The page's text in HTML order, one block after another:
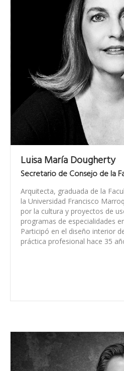
Luisa María Dougherty
Secretario de Consejo de la
Arquitecta, graduada de la
la Universidad Francisco
por la cultura y proyectos de
programas de especialidades
Participó en el diseño interior
práctica profesional hace 35